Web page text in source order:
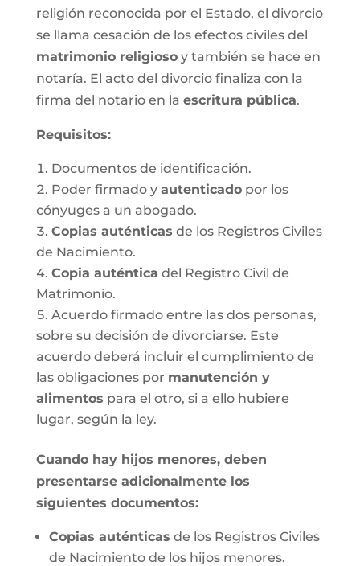
religión reconocida por el Estado, el divorcio
se llama cesación de los efectos civiles del
matrimonio religiosoy también se hace en
notaría. El acto del divorcio finaliza con la
firma del notario en la escritura pública.
Requisitos:
Documentos de identificación.
Poder firmado y autenticadopor los
cónyuges a un abogado.
Copias auténticas de los Registros Civiles
de Nacimiento.
Copia auténtica del Registro Civil de
Matrimonio.
Acuerdo firmado entre las dos personas,
sobre su decisión de divorciarse. Este
acuerdo deberá incluir el cumplimiento de
las obligaciones por manutención y
alimentos para el otro, si a ello hubiere
lugar, según la ley.
Cuando hay hijos menores, deben
presentarse adicionalmente los
siguientes documentos:
Copias auténticas de los Registros Civiles
de Nacimiento de los hijos menores.